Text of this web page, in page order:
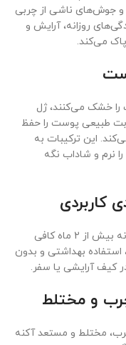
و جوش‌های ناشی از چربی
روزانه، آرایش و
می‌کند.
خشک می‌کنند، ژل
طبیعی پوست را حفظ
این ترکیبات به
نرم و شاداب نگه
کاربردی
حجم 150 میلی‌لیتر این ژل برای استفاده روزانه بیش از 2 ماه کافی
بهداشتی و بدون
کیف آرایشی یا سفر.
و مختلط
مختلط و مستعد آکنه